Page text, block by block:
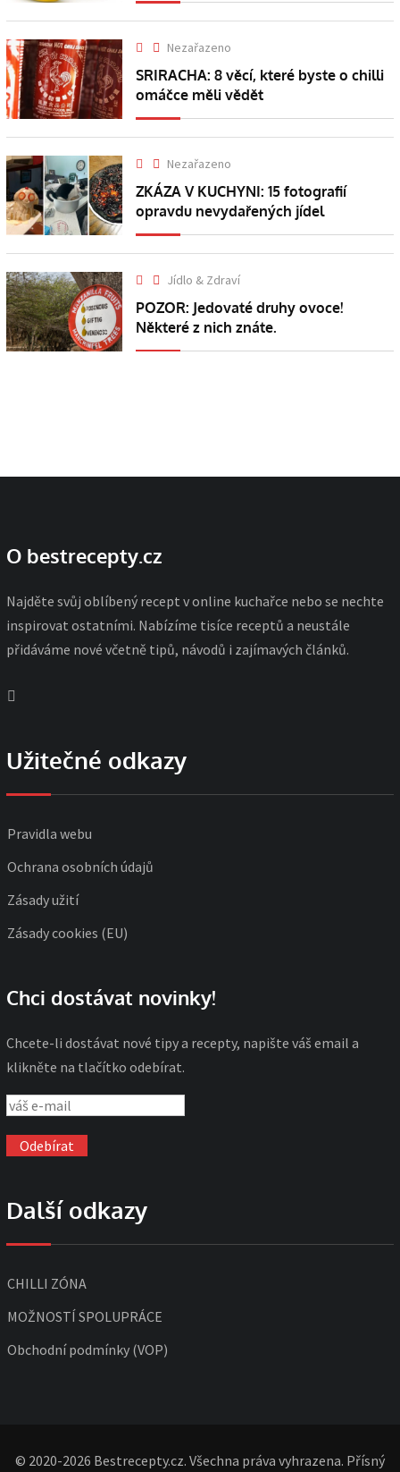
Nezařazeno
SRIRACHA: 8 věcí, které byste o chilli
omáčce měli vědět
Nezařazeno
ZKÁZA V KUCHYNI: 15 fotografií
opravdu nevydařených jídel
Jídlo & Zdraví
POZOR: Jedovaté druhy ovoce!
Některé z nich znáte.
O bestrecepty.cz
Najděte svůj oblíbený recept v online kuchařce nebo se nechte
inspirovat ostatními. Nabízíme tisíce receptů a neustále
přidáváme nové včetně tipů, návodů i zajímavých článků.
Užitečné odkazy
Pravidla webu
Ochrana osobních údajů
Zásady užití
Zásady cookies (EU)
Chci dostávat novinky!
Chcete-li dostávat nové tipy a recepty, napište váš email a
klikněte na tlačítko odebírat.
Další odkazy
CHILLI ZÓNA
MOŽNOSTÍ SPOLUPRÁCE
Obchodní podmínky (VOP)
© 2020-2026 Bestrecepty.cz. Všechna práva vyhrazena. Přísný